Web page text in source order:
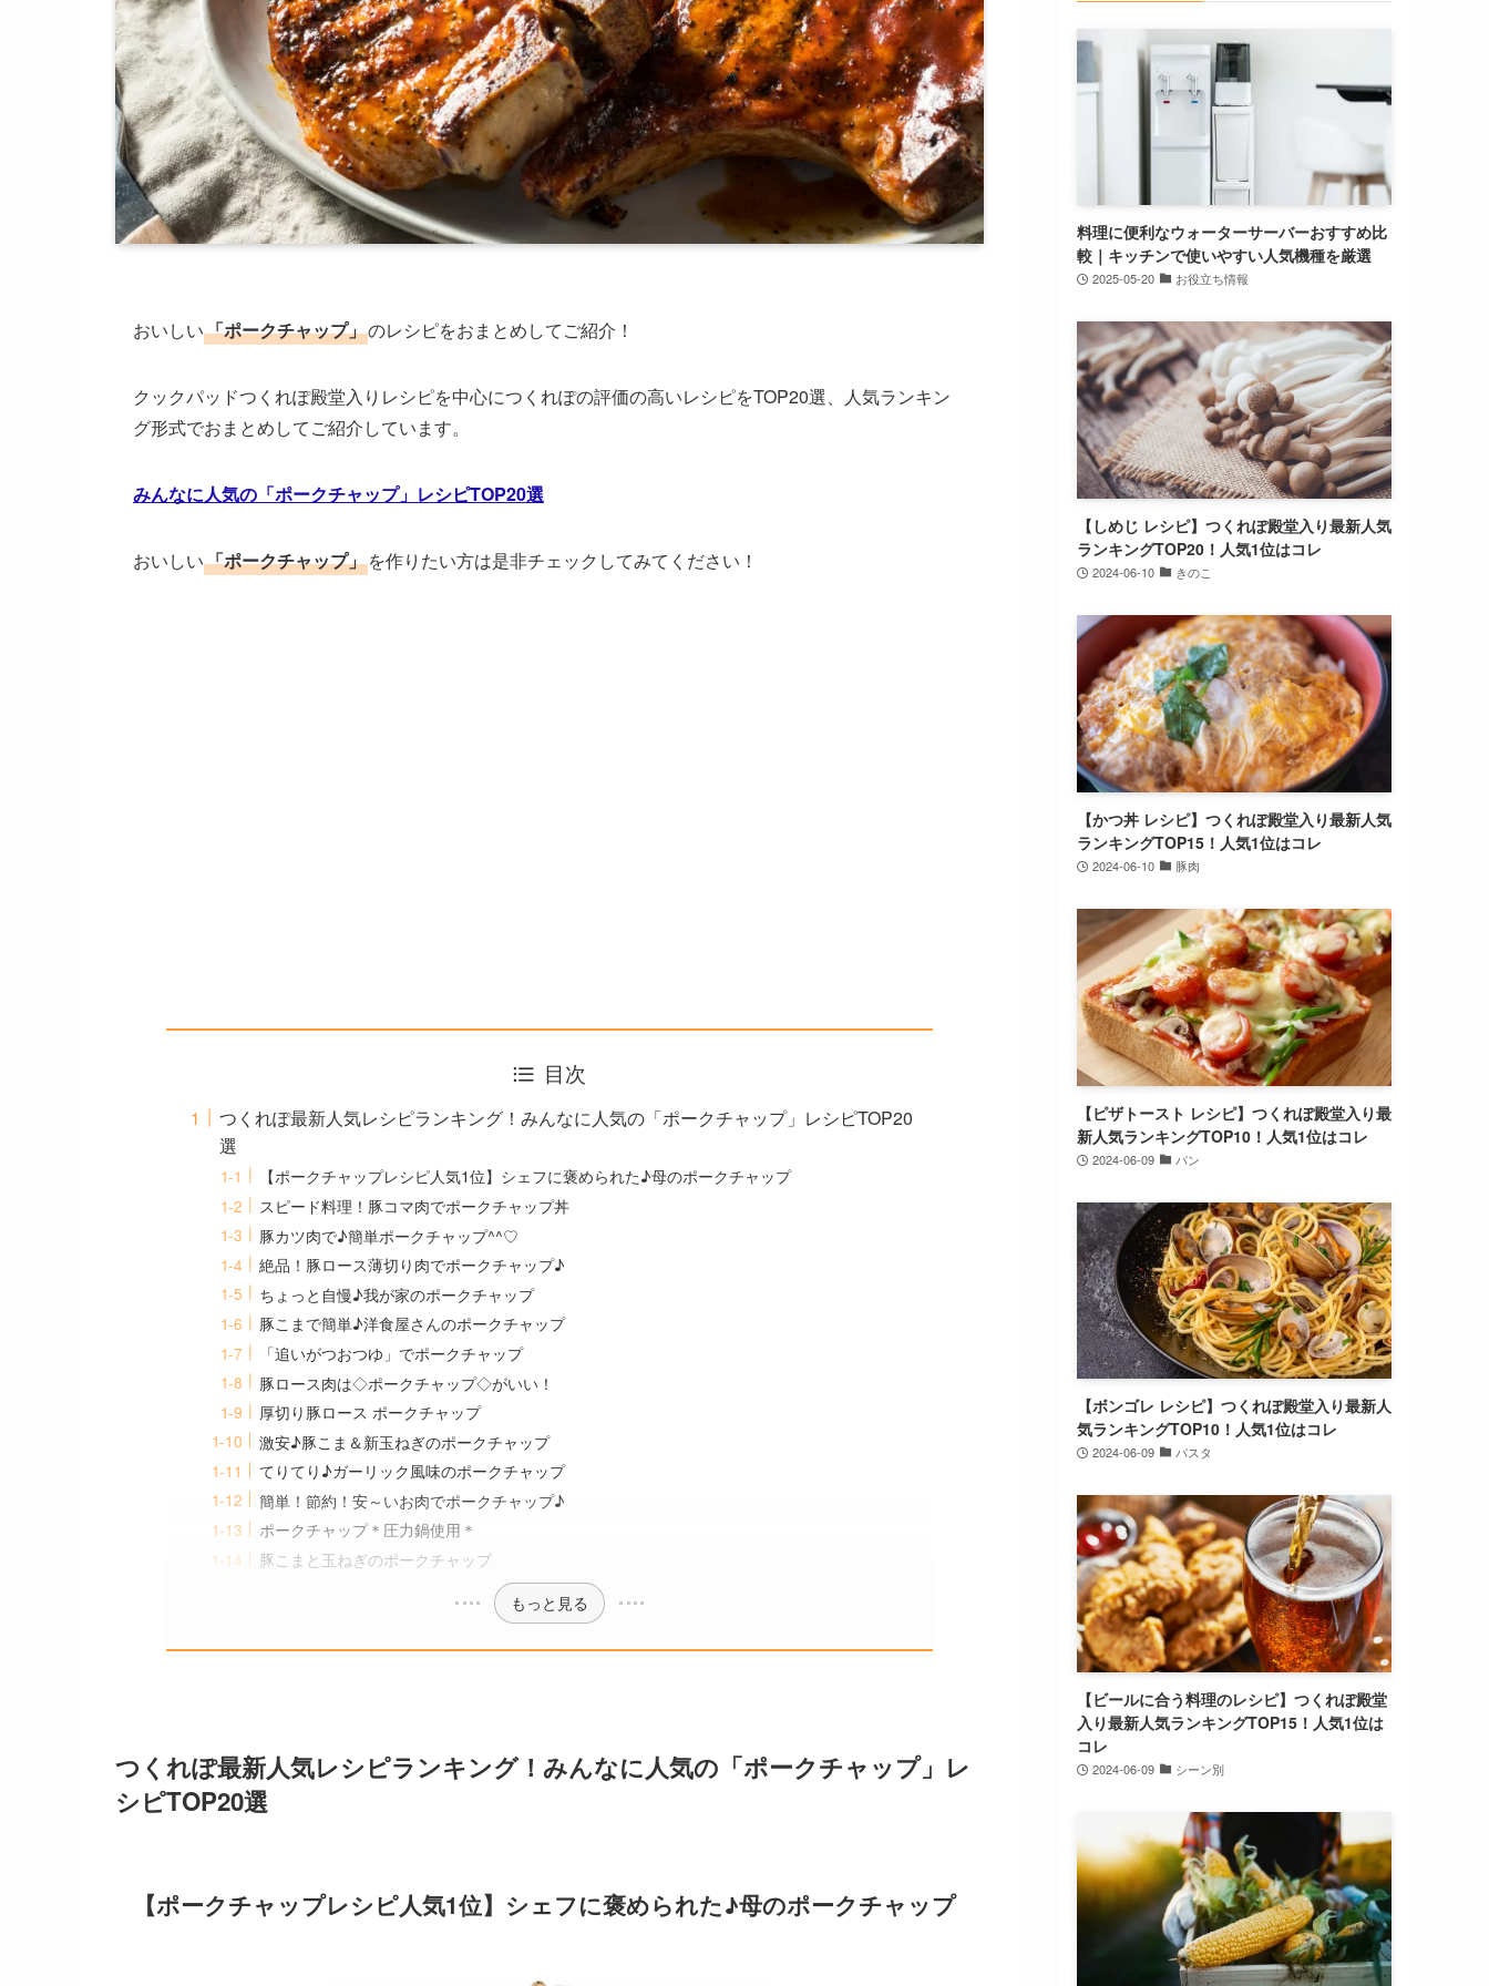
おいしい「ポークチャップ」のレシピをおまとめしてご紹介！
クックパッドつくれぽ殿堂入りレシピを中心につくれぽの評価の高いレシピをTOP20選、人気ランキン
グ形式でおまとめしてご紹介しています。
みんなに人気の「ポークチャップ」レシピTOP20選
おいしい「ポークチャップ」を作りたい方は是非チェックしてみてください！
目次
つくれぽ最新人気レシピランキング！みんなに人気の「ポークチャップ」レシピTOP20
選
【ポークチャップレシピ人気1位】シェフに褒められた♪母のポークチャップ
スピード料理！豚コマ肉でポークチャップ丼
豚カツ肉で♪簡単ポークチャップ^^♡
絶品！豚ロース薄切り肉でポークチャップ♪
ちょっと自慢♪我が家のポークチャップ
豚こまで簡単♪洋食屋さんのポークチャップ
「追いがつおつゆ」でポークチャップ
豚ロース肉は◇ポークチャップ◇がいい！
厚切り豚ロース ポークチャップ
激安♪豚こま＆新玉ねぎのポークチャップ
てりてり♪ガーリック風味のポークチャップ
簡単！節約！安～いお肉でポークチャップ♪
ポークチャップ＊圧力鍋使用＊
豚こまと玉ねぎのポークチャップ
もっと見る
つくれぽ最新人気レシピランキング！みんなに人気の「ポークチャップ」レ
シピTOP20選
【ポークチャップレシピ人気1位】シェフに褒められた♪母のポークチャップ
料理に便利なウォーターサーバーおすすめ比
較｜キッチンで使いやすい人気機種を厳選
2025-05-20 お役立ち情報
【しめじ レシピ】つくれぽ殿堂入り最新人気
ランキングTOP20！人気1位はコレ
2024-06-10 きのこ
【かつ丼 レシピ】つくれぽ殿堂入り最新人気
ランキングTOP15！人気1位はコレ
2024-06-10 豚肉
【ピザトースト レシピ】つくれぽ殿堂入り最
新人気ランキングTOP10！人気1位はコレ
2024-06-09 パン
【ボンゴレ レシピ】つくれぽ殿堂入り最新人
気ランキングTOP10！人気1位はコレ
2024-06-09 パスタ
【ビールに合う料理のレシピ】つくれぽ殿堂
入り最新人気ランキングTOP15！人気1位は
コレ
2024-06-09 シーン別